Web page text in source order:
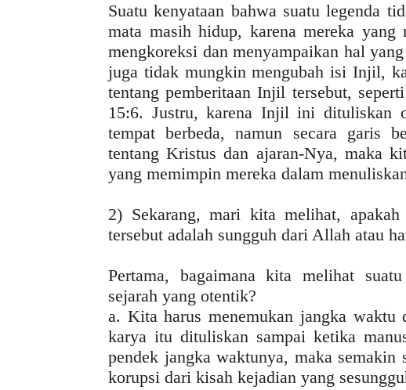
Suatu kenyataan bahwa suatu legenda
mata masih hidup, karena mereka yang
mengkoreksi dan menyampaikan hal
juga tidak mungkin mengubah isi Injil,
tentang pemberitaan Injil tersebut,
15:6. Justru, karena Injil ini dituliskan
tempat berbeda, namun secara garis
tentang Kristus dan ajaran-Nya, maka
yang memimpin mereka dalam
2) Sekarang, mari kita melihat,
tersebut adalah sungguh dari Allah atau
Pertama, bagaimana kita melihat
sejarah yang otentik?
a. Kita harus menemukan jangka
karya itu dituliskan sampai ketika
pendek jangka waktunya, maka semakin
korupsi dari kisah kejadian yang